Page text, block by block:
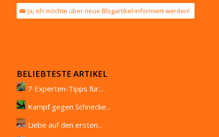
Ja, ich möchte über neue Blogartikel informiert werden!
BELIEBTESTE ARTIKEL
7 Experten-Tipps für...
Kampf gegen Schnecke...
Liebe auf den ersten...